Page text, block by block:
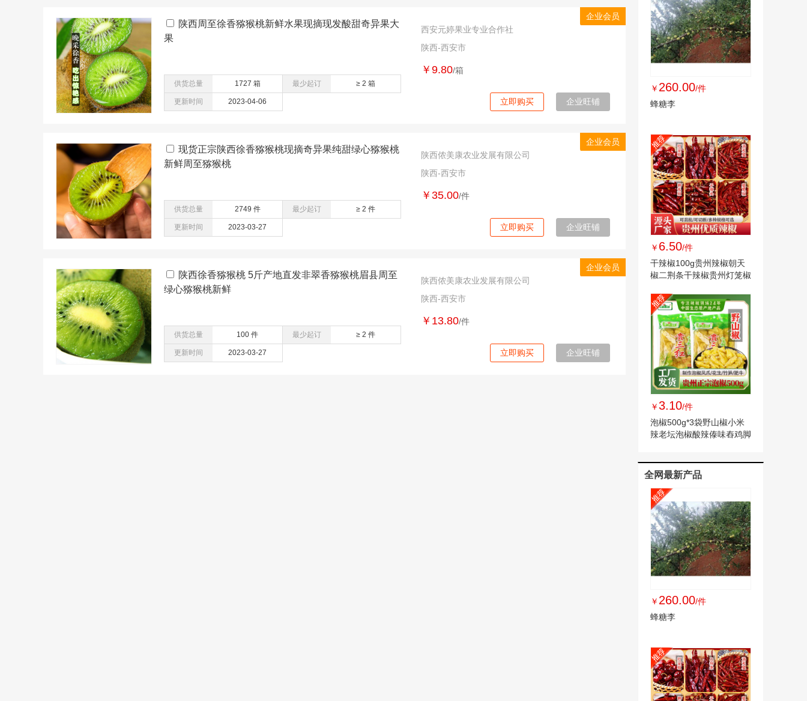
￥9.80/箱
陕西周至徐香猕猴桃新鲜水果现摘现发酸甜奇异果大
果
西安元婷果业专业合作社
陕西-西安市
企业会员
立即购买 企业旺铺
供货总量 1727 箱 最少起订 ≥ 2 箱
更新时间 2023-04-06
￥35.00/件
现货正宗陕西徐香猕猴桃现摘奇异果纯甜绿心猕猴桃
新鲜周至猕猴桃
陕西侬美康农业发展有限公司
陕西-西安市
企业会员
立即购买 企业旺铺
供货总量 2749 件 最少起订 ≥ 2 件
更新时间 2023-03-27
￥13.80/件
陕西徐香猕猴桃 5斤产地直发非翠香猕猴桃眉县周至
绿心猕猴桃新鲜
陕西侬美康农业发展有限公司
陕西-西安市
企业会员
立即购买 企业旺铺
供货总量 100 件 最少起订 ≥ 2 件
更新时间 2023-03-27
￥ 260.00/件
蜂糖李
￥ 6.50/件
干辣椒100g贵州辣椒朝天
椒二荆条干辣椒贵州灯笼椒
￥3.10/件
泡椒500g*3袋野山椒小米
辣老坛泡椒酸辣傣味舂鸡脚
全网最新产品
￥ 260.00/件
蜂糖李